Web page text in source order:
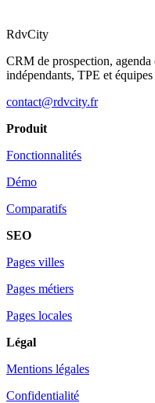
RdvCity
CRM de prospection,
indépendants, TPE et
contact@rdvcity.fr
Produit
Fonctionnalités
Démo
Comparatifs
SEO
Pages villes
Pages métiers
Pages locales
Légal
Mentions légales
Confidentialité